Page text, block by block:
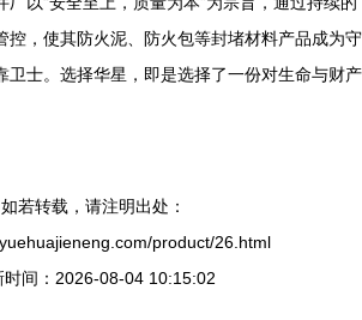
控，使其防火泥、防火包等封堵材料产品成为守
卫士。选择华星，即是选择了一份对生命与财产
如若转载，请注明出处：
product/26.html
时间：2026-08-04 10:15:02